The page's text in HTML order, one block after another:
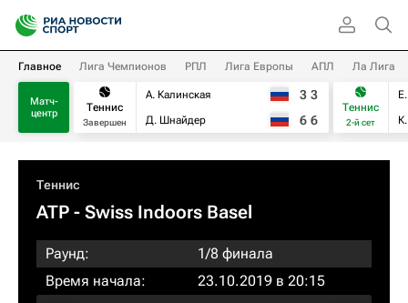
Главное Лига Чемпионов РПЛ Лига Европы АПЛ Ла Лига
Матч-
центр
Теннис
Завершен
А. Калинская
Д. Шнайдер
3 3
6 6
Теннис
2-й сет
Теннис
ATP - Swiss Indoors Basel
Раунд:
1/8 финала
Время начала:
23.10.2019 в 20:15